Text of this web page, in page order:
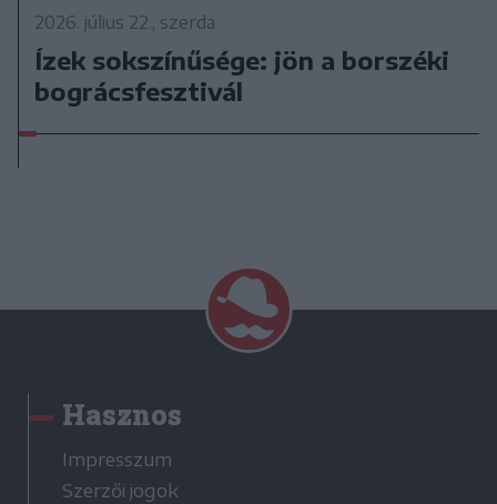
2026. július 22., szerda
Ízek sokszínűsége: jön a borszéki
bográcsfesztivál
Hasznos
Impresszum
Szerzői jogok